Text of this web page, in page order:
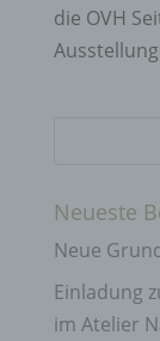
die OVH
Neueste
Neue
Einladung
im Atelier